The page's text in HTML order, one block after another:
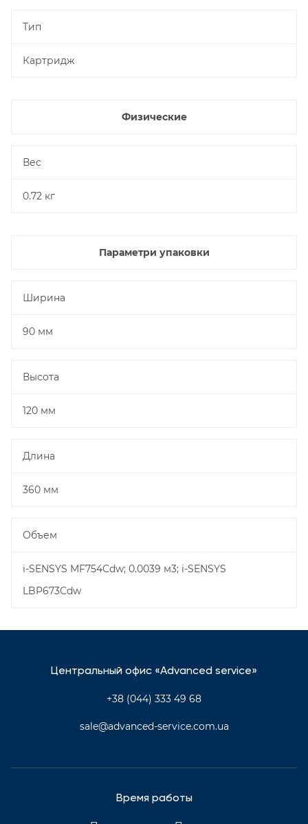
Тип
Картридж
Физические
Вес
0.72 кг
Параметри упаковки
Ширина
90 мм
Высота
120 мм
Длина
360 мм
Объем
i-SENSYS MF754Cdw; 0.0039 м3; i-SENSYS
LBP673Cdw
Центральный офис «Advanced service»
+38 (044) 333 49 68
sale@advanced-service.com.ua
Время работы